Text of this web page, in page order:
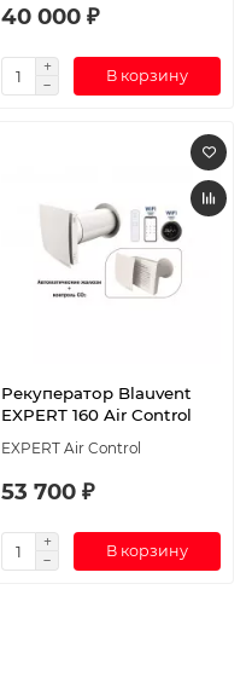
40 000 ₽
В корзину
Рекуператор Blauvent
EXPERT 160 Air Control
EXPERT Air Control
53 700 ₽
В корзину